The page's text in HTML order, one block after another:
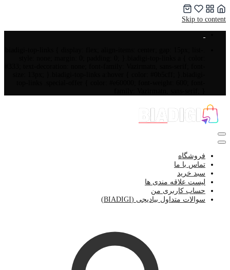
Skip to content
فروشگاه
تماس با ما
سبد خرید
لیست علاقه مندی ها
حساب کاربری من
سوالات متداول بیادیجی (BIADIGI)